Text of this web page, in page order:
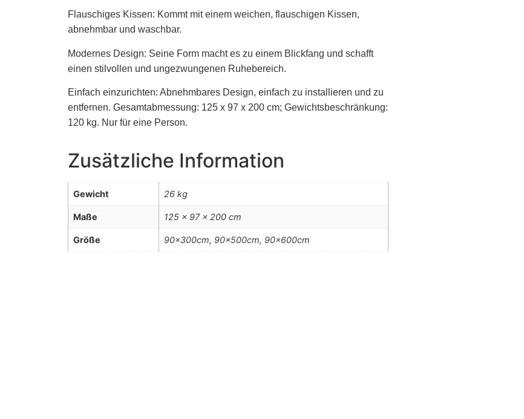
Flauschiges Kissen: Kommt mit einem weichen, flauschigen Kissen,
abnehmbar und waschbar.
Modernes Design: Seine Form macht es zu einem Blickfang und schafft
einen stilvollen und ungezwungenen Ruhebereich.
Einfach einzurichten: Abnehmbares Design, einfach zu installieren und zu
entfernen. Gesamtabmessung: 125 x 97 x 200 cm; Gewichtsbeschränkung:
120 kg. Nur für eine Person.
Zusätzliche Information
Gewicht 26 kg
Maße 125 × 97 × 200 cm
Größe 90x300cm, 90x500cm, 90x600cm